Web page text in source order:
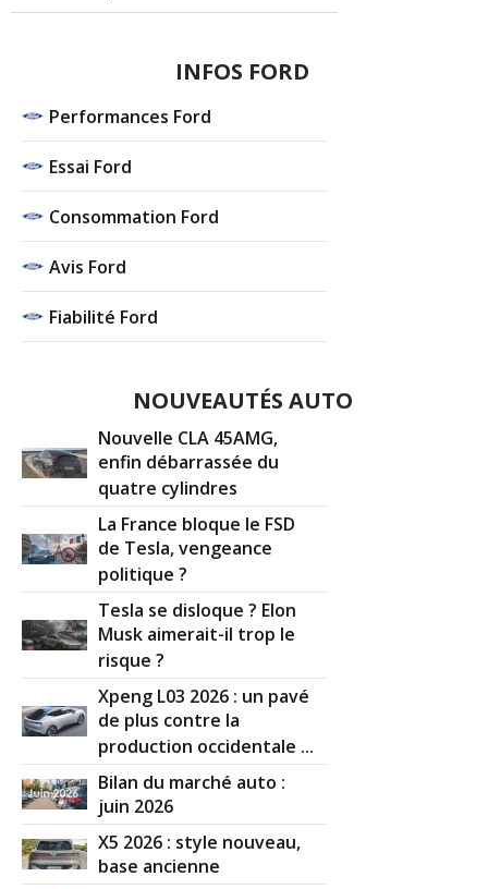
INFOS FORD
Performances Ford
Essai Ford
Consommation Ford
Avis Ford
Fiabilité Ford
NOUVEAUTÉS AUTO
Nouvelle CLA 45AMG,
enfin débarrassée du
quatre cylindres
La France bloque le FSD
de Tesla, vengeance
politique ?
Tesla se disloque ? Elon
Musk aimerait-il trop le
risque ?
Xpeng L03 2026 : un pavé
de plus contre la
production occidentale ...
Bilan du marché auto :
juin 2026
X5 2026 : style nouveau,
base ancienne